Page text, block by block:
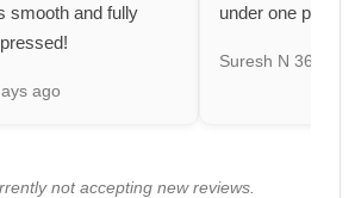
smooth and fully
ago
under one
Suresh N 367
not accepting new reviews.